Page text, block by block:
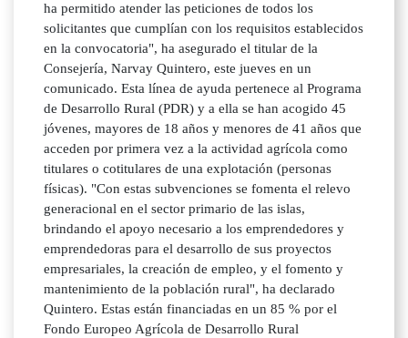
ha permitido atender las peticiones de todos los
solicitantes que cumplían con los requisitos establecidos
en la convocatoria", ha asegurado el titular de la
Consejería, Narvay Quintero, este jueves en un
comunicado. Esta línea de ayuda pertenece al Programa
de Desarrollo Rural (PDR) y a ella se han acogido 45
jóvenes, mayores de 18 años y menores de 41 años que
acceden por primera vez a la actividad agrícola como
titulares o cotitulares de una explotación (personas
físicas). "Con estas subvenciones se fomenta el relevo
generacional en el sector primario de las islas,
brindando el apoyo necesario a los emprendedores y
emprendedoras para el desarrollo de sus proyectos
empresariales, la creación de empleo, y el fomento y
mantenimiento de la población rural", ha declarado
Quintero. Estas están financiadas en un 85 % por el
Fondo Europeo Agrícola de Desarrollo Rural